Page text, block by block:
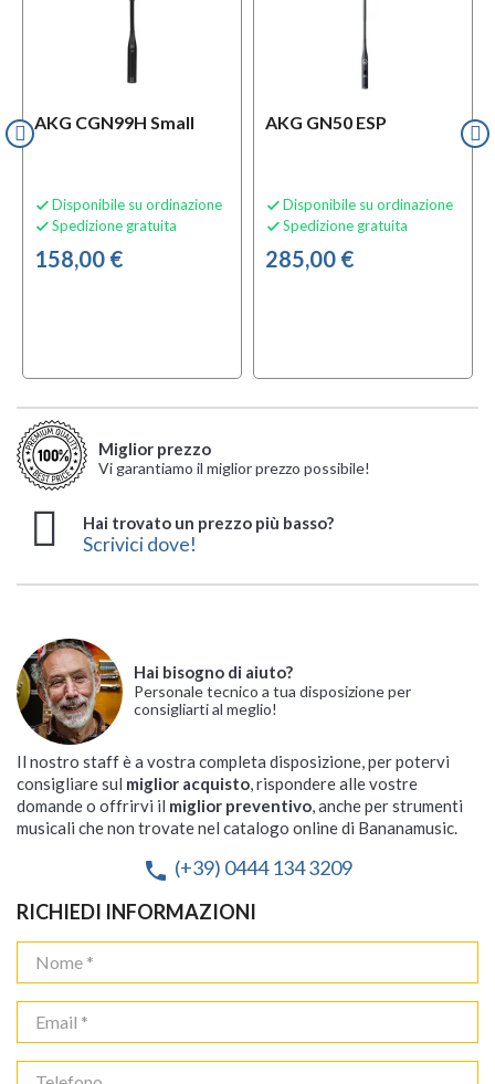
AKG CGN99H Small
 Disponibile su ordinazione
 Spedizione gratuita
158,00 €
AKG GN50 ESP
 Disponibile su ordinazione
 Spedizione gratuita
285,00 €
Miglior prezzo
Vi garantiamo il miglior prezzo possibile!
Hai trovato un prezzo più basso?
Scrivici dove!
Hai bisogno di aiuto?
Personale tecnico a tua disposizione per
consigliarti al meglio!
Il nostro staff è a vostra completa disposizione, per potervi
consigliare sul miglior acquisto, rispondere alle vostre
domande o offrirvi il miglior preventivo, anche per strumenti
musicali che non trovate nel catalogo online di Bananamusic.
phone (+39) 0444 134 3209
RICHIEDI INFORMAZIONI